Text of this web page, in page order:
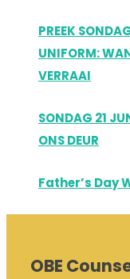
PREEK
UNIFORM:
VERRAAI
SONDAG 21
ONS DEUR
Father’s Day
OBE